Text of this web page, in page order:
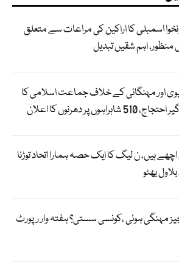
اسمبلی کا اراکین کی مراعات سے متعلق
منظور، اہم شقیں تبدیل
اور مہنگائی کے خلاف جماعت اسلامی کا
پر دھرنوں کا اعلان
ہیں، ن لیگ کا ایک حصہ ہمارا اتحاد توڑنا
بھٹو
مہنگی ہوئی ،کونسی سستی؟ ہفتہ وار رپورٹ